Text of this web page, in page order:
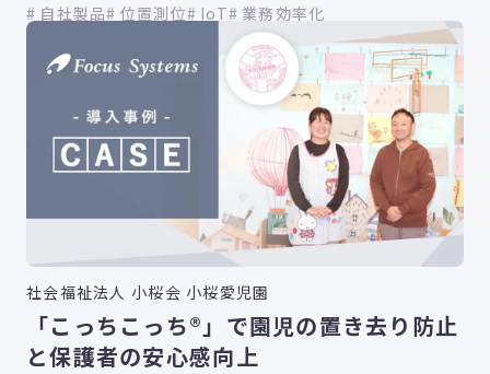
自社製品 位置測位 IoT 業務効率化
社会福祉法人 小桜会 小桜愛児園
「こっちこっち®」で園児の置き去り防止
と保護者の安心感向上